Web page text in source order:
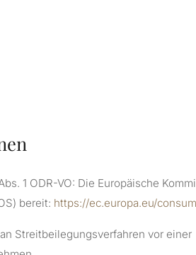
1 ODR-VO: Die Europäische
bereit: https://ec.europa.eu/
Streitbeilegungsverfahren vor einer